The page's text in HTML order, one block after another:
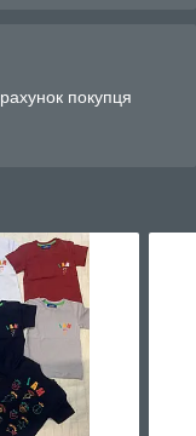
покупця